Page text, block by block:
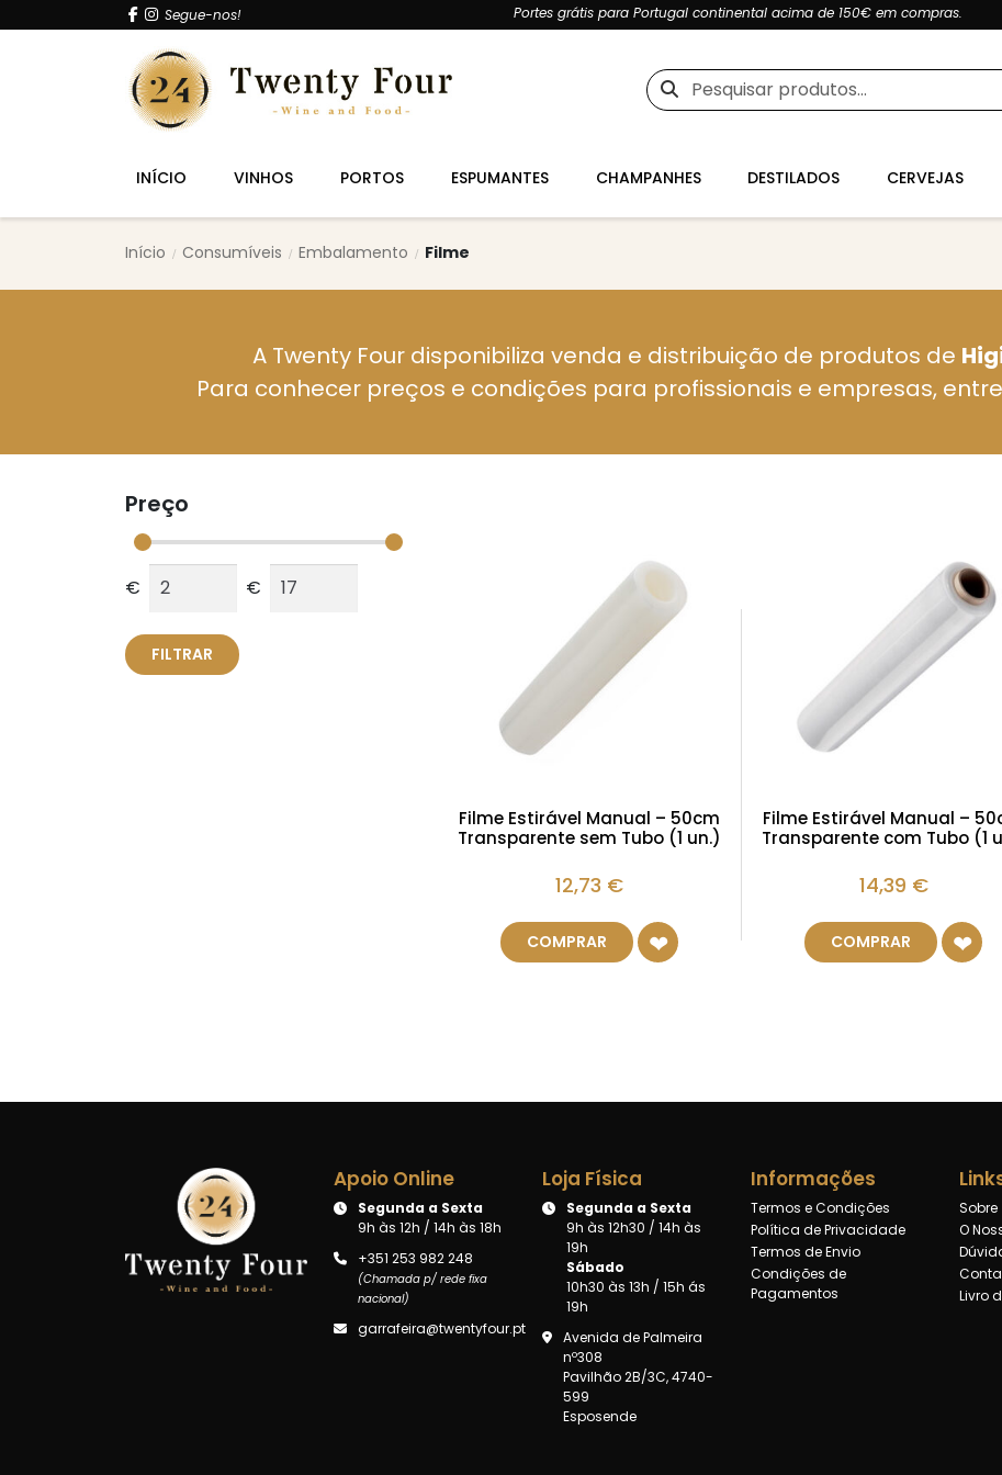
Segue-nos! Portes grátis para Portugal continental acima de 150€ em compras.
Pesquisar
por:
INÍCIO VINHOS PORTOS ESPUMANTES CHAMPANHES DESTILADOS CERVEJAS
Início Consumíveis Embalamento Filme
A Twenty Four disponibiliza venda e distribuição de produtos de
Para conhecer preços e condições para profissionais e empresas,
Preço
€ €
FILTRAR
Filme Estirável Manual – 50cm
Transparente sem Tubo (1 un.)
12,73 €
COMPRAR
Filme Estirável Manual –
Transparente com Tubo (1
14,39 €
COMPRAR
Apoio Online
Segunda a Sexta
9h às 12h / 14h às 18h
+351 253 982 248
(Chamada p/ rede fixa
nacional)
garrafeira@twentyfour.pt
Loja Física
Segunda a Sexta
9h às 12h30 / 14h às
19h
Sábado
10h30 às 13h / 15h ás
19h
Avenida de Palmeira
nº308
Pavilhão 2B/3C, 4740-
599
Esposende
Informações
Termos e Condições
Política de Privacidade
Termos de Envio
Condições de
Pagamentos
Sobre
O
Livro